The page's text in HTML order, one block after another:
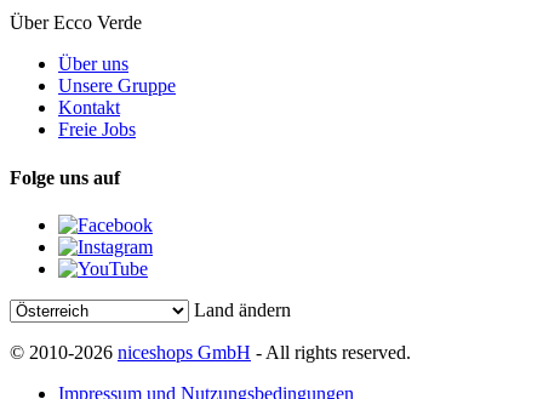
Über Ecco Verde
Über uns
Unsere Gruppe
Kontakt
Freie Jobs
Folge uns auf
Land ändern
© 2010-2026 niceshops GmbH - All rights reserved.
Impressum und Nutzungsbedingungen